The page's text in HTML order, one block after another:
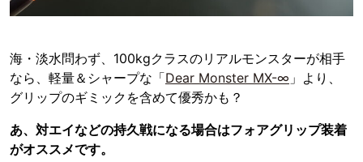
海・淡水問わず、100kgクラスのリアルモンスターが相手
なら、軽量＆シャープな「Dear Monster MX-∞ 」より、
グリップのギミックを含めて優秀かも？
あ、対エイなどの持久戦になる場合はフォアグリップ装着
がオススメです。